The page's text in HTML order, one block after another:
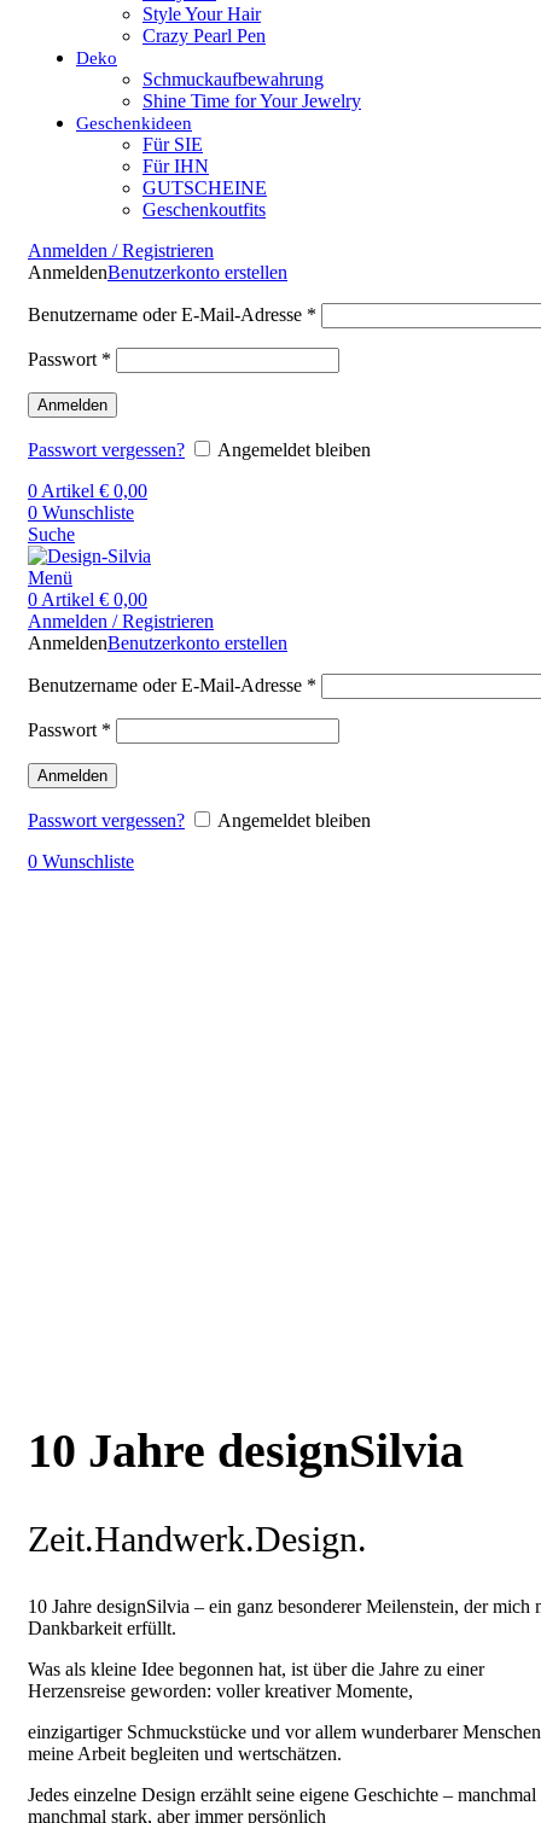
Style Your Hair
Crazy Pearl Pen
Deko
Schmuckaufbewahrung
Shine Time for Your Jewelry
Geschenkideen
Für SIE
Für IHN
GUTSCHEINE
Geschenkoutfits
Anmelden / Registrieren
AnmeldenBenutzerkonto erstellen
Benutzername oder E-Mail-Adresse *
Passwort *
Anmelden
Passwort vergessen?
Angemeldet bleiben
0 Artikel € 0,00
0 Wunschliste
Suche
Menü
0 Artikel € 0,00
Anmelden / Registrieren
AnmeldenBenutzerkonto erstellen
Benutzername oder E-Mail-Adresse *
Passwort *
Anmelden
Passwort vergessen?
Angemeldet bleiben
0 Wunschliste
10 Jahre designSilvia
Zeit.Handwerk.Design.
10 Jahre designSilvia – ein ganz besonderer Meilenstein, der mich
Dankbarkeit erfüllt.
Was als kleine Idee begonnen hat, ist über die Jahre zu einer
Herzensreise geworden: voller kreativer Momente,
einzigartiger Schmuckstücke und vor allem wunderbarer
meine Arbeit begleiten und wertschätzen.
Jedes einzelne Design erzählt seine eigene Geschichte – manchmal
manchmal stark, aber immer persönlich